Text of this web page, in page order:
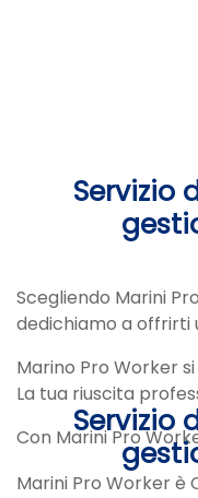
Servizio
Scegliendo Marini
dedichiamo a offrirti
Marino Pro Worker
La tua riuscita
Con Marini Pro
Servizio
Marini Pro Worker è